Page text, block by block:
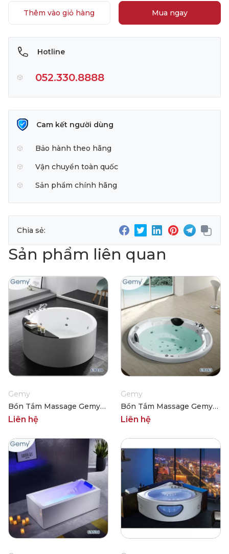
Thêm vào giỏ hàng Mua ngay
Hotline
052.330.8888
Cam kết người dùng
Bảo hành theo hãng
Vận chuyển toàn quốc
Sản phẩm chính hãng
Chia sẻ:
Sản phẩm liên quan
Gemy
Bồn Tắm Massage Gemy
G9230
Liên hệ
Gemy
Bồn Tắm Massage Gemy
G9263
Liên hệ